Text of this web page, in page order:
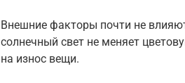
Внешние факторы почти не
солнечный свет не меняет
на износ вещи.